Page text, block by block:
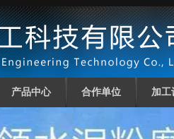
产品中心 合作单位 加工